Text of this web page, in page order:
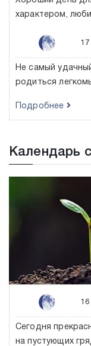
характером,
17
Не самый
родиться
Подробнее
Календарь
16
Сегодня
на пустующих